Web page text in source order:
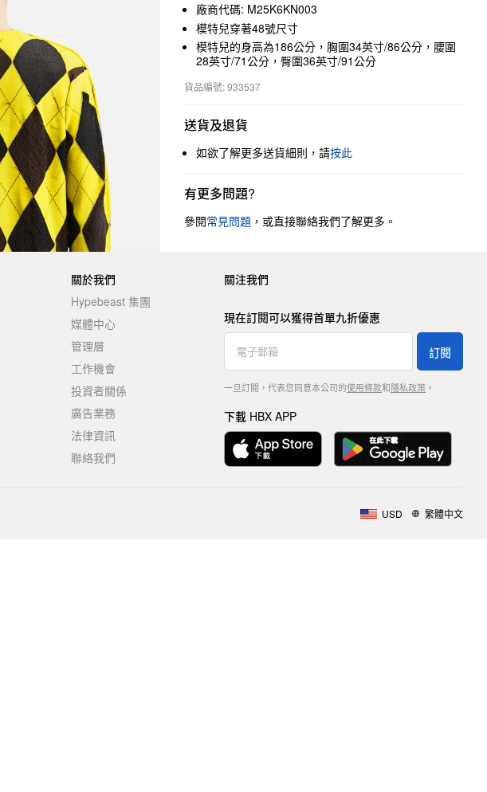
廠商代碼: M25K6KN003
模特兒穿著48號尺寸
模特兒的身高為186公分，胸圍34英寸/86公分，腰圍
28英寸/71公分，臀圍36英寸/91公分
貨品編號: 933537
送貨及退貨
如欲了解更多送貨細則，請按此
有更多問題?
參閱常見問題 ，或直接聯絡我們了解更多。
關於我們
Hypebeast 集團
媒體中心
管理層
工作機會
投資者關係
廣告業務
法律資訊
聯絡我們
關注我們
現在訂閱可以獲得首單九折優惠
訂閱
一旦訂閱，代表您同意本公司的使用條款和隱私政策。
下載 HBX APP
USD 繁體中文